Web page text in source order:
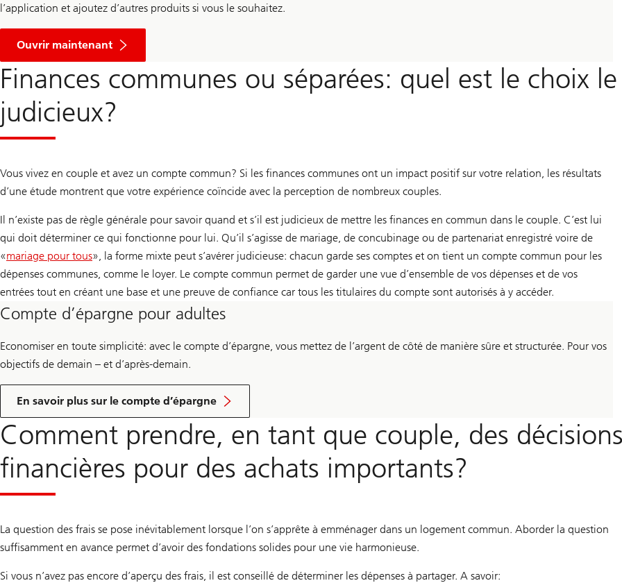
l’application et ajoutez d’autres produits si vous le souhaitez.
Ouvrir maintenant
n
o
m
p
e
a
B
S
n
n
Finances communes ou séparées: quel est le choix
judicieux?
Vous vivez en couple et avez un compte commun? Si les finances communes ont un impact positif sur votre relation, les résultats
d’une étude montrent que votre expérience coïncide avec la perception de nombreux couples.
Il n’existe pas de règle générale pour savoir quand et s’il est judicieux de mettre les finances en commun dans le couple. C’est lui
qui doit déterminer ce qui fonctionne pour lui. Qu’il s’agisse de mariage, de concubinage ou de partenariat enregistré voire de
«mariage pour tous», la forme mixte peut s’avérer judicieuse: chacun garde ses comptes et on tient un compte commun pour les
dépenses communes, comme le loyer. Le compte commun permet de garder une vue d’ensemble de vos dépenses et de vos
entrées tout en créant une base et une preuve de confiance car tous les titulaires du compte sont autorisés à y accéder.
Compte d’épargne pour adultes
Economiser en toute simplicité: avec le compte d’épargne, vous mettez de l’argent de côté de manière sûre et structurée. Pour vos
objectifs de demain – et d’après-demain.
En savoir plus sur le compte d’épargne
Comment prendre, en tant que couple, des
financières pour des achats importants?
La question des frais se pose inévitablement lorsque l’on s’apprête à emménager dans un logement commun. Aborder la question
suffisamment en avance permet d’avoir des fondations solides pour une vie harmonieuse.
Si vous n’avez pas encore d’aperçu des frais, il est conseillé de déterminer les dépenses à partager. A savoir: